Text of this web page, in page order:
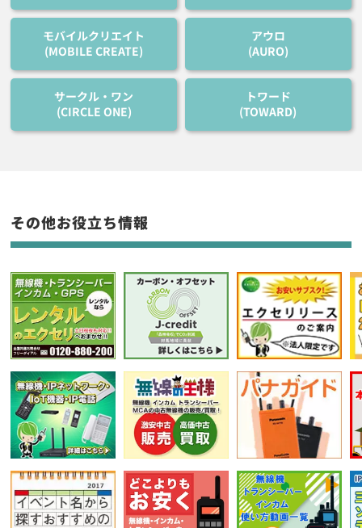
モバイルクリエイト
(MOBILE CREATE)
アウロ
(AURO)
サークル・ワン
(CIRCLE ONE)
トワード
(TOWARD)
その他お役立ち情報